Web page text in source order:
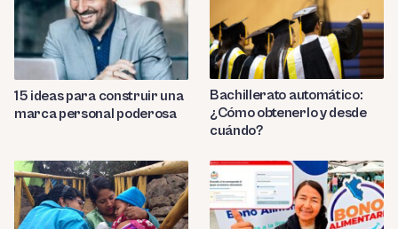
15 ideas para construir una
marca personal poderosa
Bachillerato automático:
¿Cómo obtenerlo y desde
cuándo?